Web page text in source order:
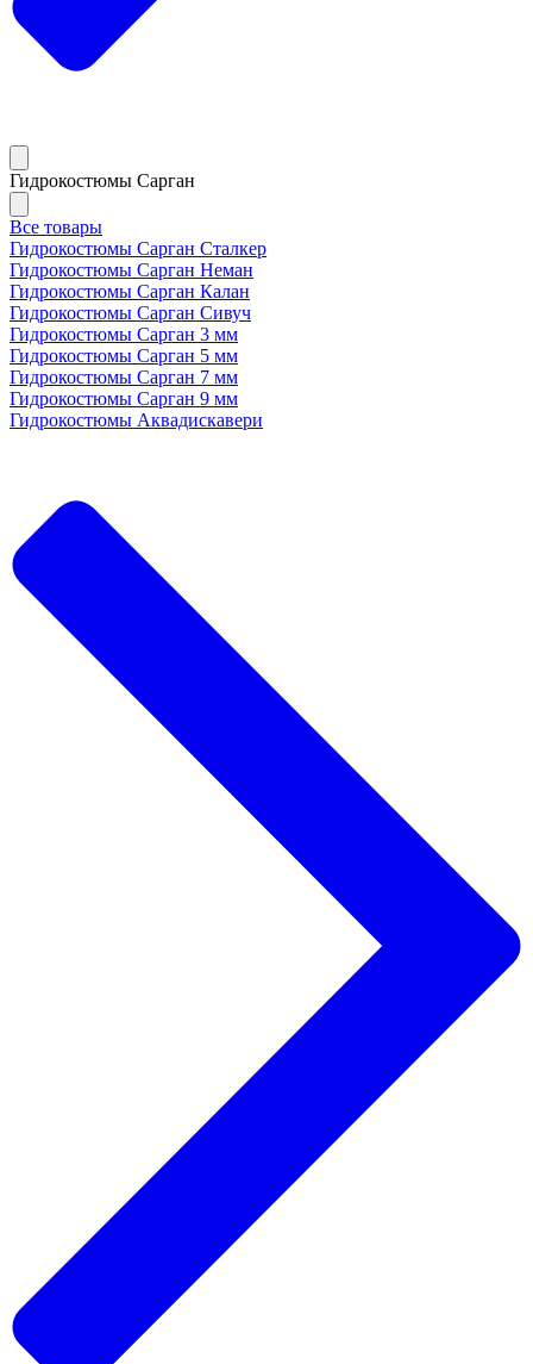
Гидрокостюмы Сарган
Все товары
Гидрокостюмы Сарган Сталкер
Гидрокостюмы Сарган Неман
Гидрокостюмы Сарган Калан
Гидрокостюмы Сарган Сивуч
Гидрокостюмы Сарган 3 мм
Гидрокостюмы Сарган 5 мм
Гидрокостюмы Сарган 7 мм
Гидрокостюмы Сарган 9 мм
Гидрокостюмы Аквадискавери